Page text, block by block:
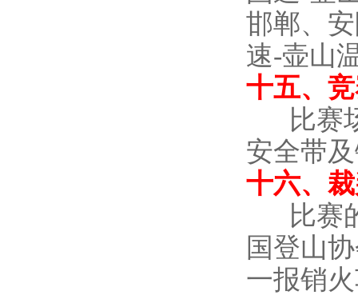
邯郸、
速-壶山
十五、
比赛
安全带
十六、
比赛
国登山
一报销